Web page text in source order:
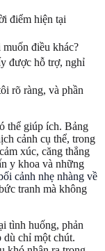
điểm hiện tại
điều khác?
được hỗ trợ, nghỉ
rõ ràng, và phần
thể giúp ích. Bảng
cảnh cụ thể, trong
xúc, căng thẳng
y khoa và những
cảnh nhẹ nhàng về
tranh mà không
tình huống, phản
dù chỉ một chút.